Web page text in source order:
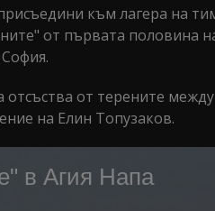
към лагера на
от първата половина
от терените
на Елин Топузаков.